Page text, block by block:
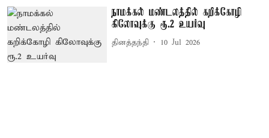
நாமக்கல் மண்டலத்தில் கறிக்கோழி
கிலோவுக்கு ரூ.2 உயர்வு
தினத்தந்தி 10 Jul 2026